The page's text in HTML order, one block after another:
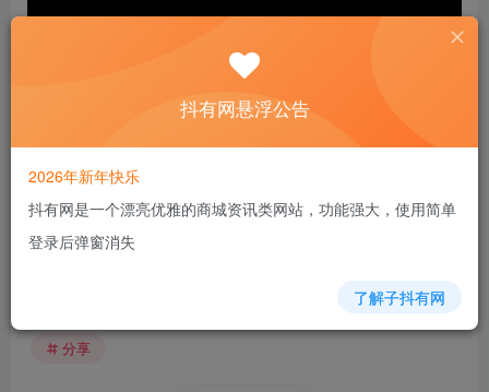
分享
抖有网悬浮公告
2026年新年快乐
抖有网是一个漂亮优雅的商城资讯类网站，功能强大，使用简单
登录后弹窗消失
了解子抖有网